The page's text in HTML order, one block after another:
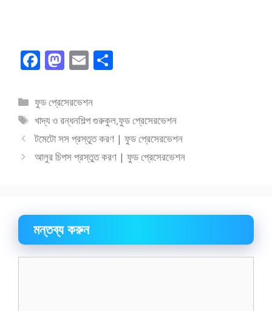
F
e
b
o
o
M
to
d
o
n
E
ai
l e
বিভাগ
সমূহ
ফুড প্রেসেরভেশন
ট্যাগ
সমূহ
খাদ্য ও রন্ধনশিল্প গুরুকুল,ফুড প্রেসেরভেশন
টমেটো সস প্রস্তুত করণ | ফুড প্রেসেরভেশন
আলুর চিপস প্রস্তুত করণ | ফুড প্রেসেরভেশন
মন্তব্য করুন